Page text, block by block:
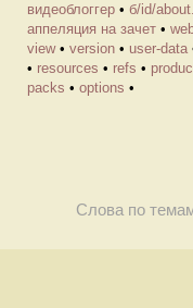
видеоблоггер • б/id/
аппеляция на зачет •
view• version • user-data
• resources • refs •
packs • options •
Слова по